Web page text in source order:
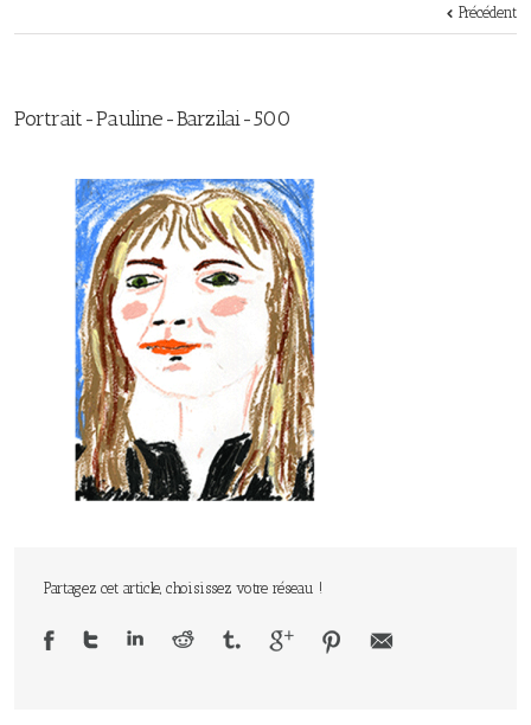
Précédent
Portrait-Pauline-Barzilai-500
Partagez cet article, choisissez votre réseau !